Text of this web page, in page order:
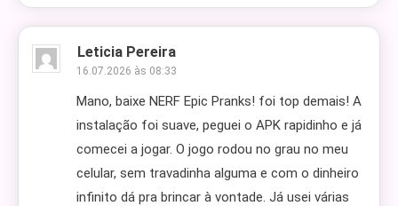
Leticia Pereira
16.07.2026 às 08:33
Mano, baixe NERF Epic Pranks! foi top demais! A
instalação foi suave, peguei o APK rapidinho e já
comecei a jogar. O jogo rodou no grau no meu
celular, sem travadinha alguma e com o dinheiro
infinito dá pra brincar à vontade. Já usei várias